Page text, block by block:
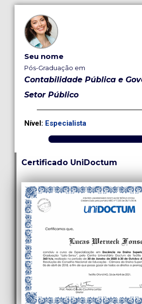
Seu nome
Pós-Graduação em
Contabilidade Pública e
Setor Público
Nível: Especialista
Certificado UniDoctum